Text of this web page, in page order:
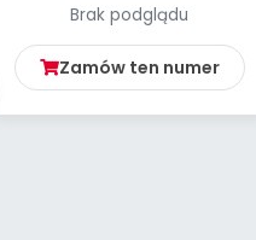
Brak podglądu
Zamów ten numer